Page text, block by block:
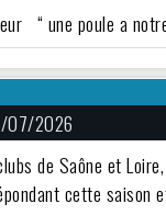
“ une poule a
07/2026
de Saône et
cette saison